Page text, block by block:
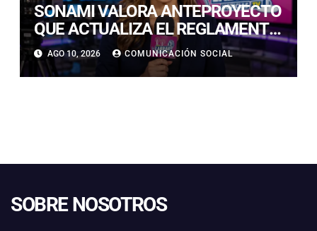
SONAMI VALORA ANTEPROYECTO
QUE ACTUALIZA EL REGLAMENTO
DEL SEIA Y REAFIRMA LA
NECESIDAD DE UNA AGENDA
INTEGRAL PARA FORTALECER LA
AGO 10, 2026 COMUNICACIÓN SOCIAL
SOBRE NOSOTROS